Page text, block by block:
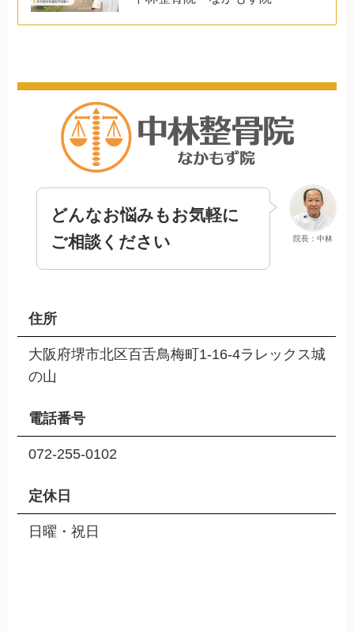
院長：中林
どんなお悩みもお気軽に
ご相談ください
住所
大阪府堺市北区百舌鳥梅町1-16-4ラレックス城
の山
電話番号
072-255-0102
定休日
日曜・祝日